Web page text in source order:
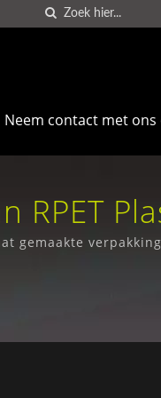
Neem contact met ons
Co.,
gemaakte